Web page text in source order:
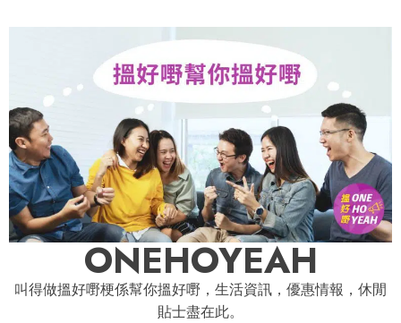
to
ONEHOYEAH
叫得做搵好嘢梗係幫你搵好嘢，生活資訊，優惠情報，休閒
貼士盡在此。